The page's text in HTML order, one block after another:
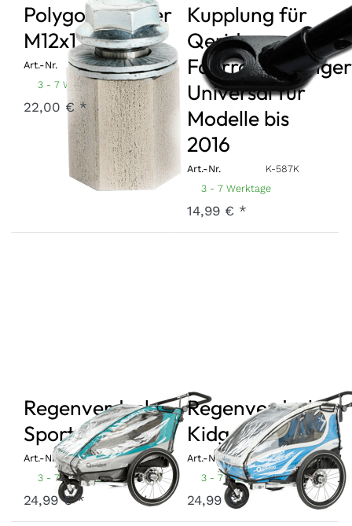
Polygonadapter
M12x1,25
Art.-Nr.
A-PA12-21-SI125
3 - 7 Werktage
22,00 € *
Kupplung für
Qeridoo
Fahrradanhänger
Universal für
Modelle bis
2016
Art.-Nr.
K-587K
3 - 7 Werktage
14,99 € *
Regenverdeck
Sportrex1 2018
Art.-Nr.
RSSR1-18
3 - 7 Werktage
24,99 € *
Regenverdeck
Kidgoo1 2018
Art.-Nr.
RSKG1-18
3 - 7 Werktage
24,99 € *